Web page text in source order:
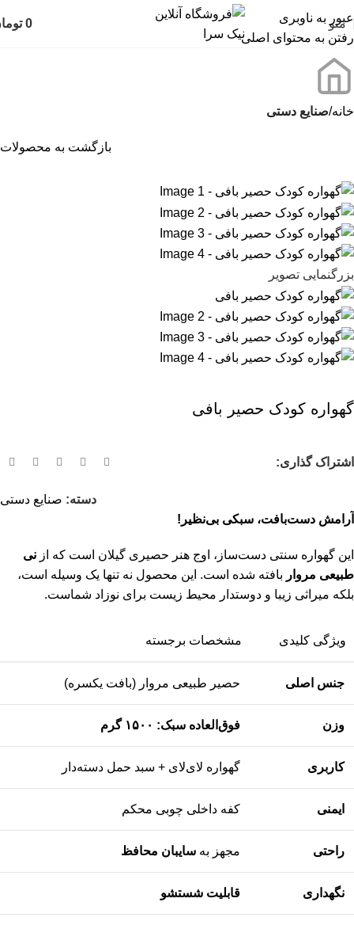
عبور به ناوبری
رفتن به محتوای اصلی
منو 0
خانه صنایع دستی
بازگشت به محصولات
بزرگنمایی تصویر
گهواره کودک حصیر بافی
اشتراک گذاری:
دسته: صنایع دستی
آرامش دست‌بافت، سبکی بی‌نظیر!
این گهواره سنتی دست‌ساز، اوج هنر حصیری گیلان است که از نی
طبیعی مروار بافته شده است. این محصول نه تنها یک وسیله است،
بلکه میراثی زیبا و دوستدار محیط زیست برای نوزاد شماست.
ویژگی کلیدی مشخصات برجسته
جنس اصلی حصیر طبیعی مروار (بافت یکسره)
وزن فوق‌العاده سبک: ۱۵۰۰ گرم
کاربری گهواره لای‌لای + سبد حمل دسته‌دار
ایمنی کفه داخلی چوبی محکم
راحتی مجهز به سایبان محافظ
نگهداری قابلیت شستشو